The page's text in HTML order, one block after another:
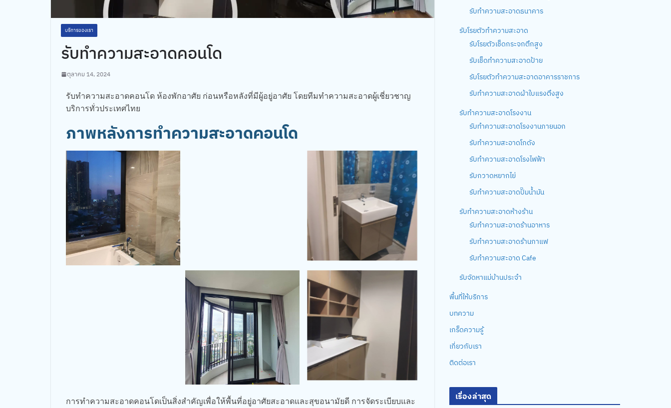
บริการของเรา
รับทำความสะอาดคอนโด
ตุลาคม 14, 2024
รับทำความสะอาดคอนโด ห้องพักอาศัย ก่อนหรือหลังที่มีผู้อยู่อาศัย โดยทีมทำความสะอาดผู้เชี่ยวชาญ
บริการทั่วประเทศไทย
ภาพหลังการทำความสะอาดคอนโด
การทำความสะอาดคอนโดเป็นสิ่งสำคัญเพื่อให้พื้นที่อยู่อาศัยสะอาดและสุขอนามัยดี การจัดระเบียบและ
รับทำความสะอาดธนาคาร
รับโรยตัวทำความสะอาด
รับโรยตัวเช็ดกระจกตึกสูง
รับเช็ดทำความสะอาดป้าย
รับโรยตัวทำความสะอาดอาคารราชการ
รับทำความสะอาดผ้าใบแรงตึงสูง
รับทำความสะอาดโรงงาน
รับทำความสะอาดโรงงานภายนอก
รับทำความสะอาดโกดัง
รับทำความสะอาดโรงไฟฟ้า
รับกวาดหยากไย่
รับทำความสะอาดปั๊มน้ำมัน
รับทำความสะอาดห้างร้าน
รับทำความสะอาดร้านอาหาร
รับทำความสะอาดร้านกาแฟ
รับทำความสะอาด Cafe
รับจัดหาแม่บ้านประจำ
พื้นที่ให้บริการ
บทความ
เกร็ดความรู้
เกี่ยวกับเรา
ติดต่อเรา
เรื่องล่าสุด